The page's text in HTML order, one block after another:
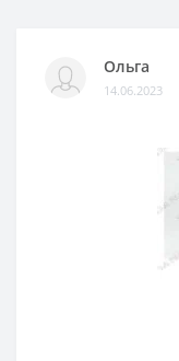
Ольга
14.06.2023